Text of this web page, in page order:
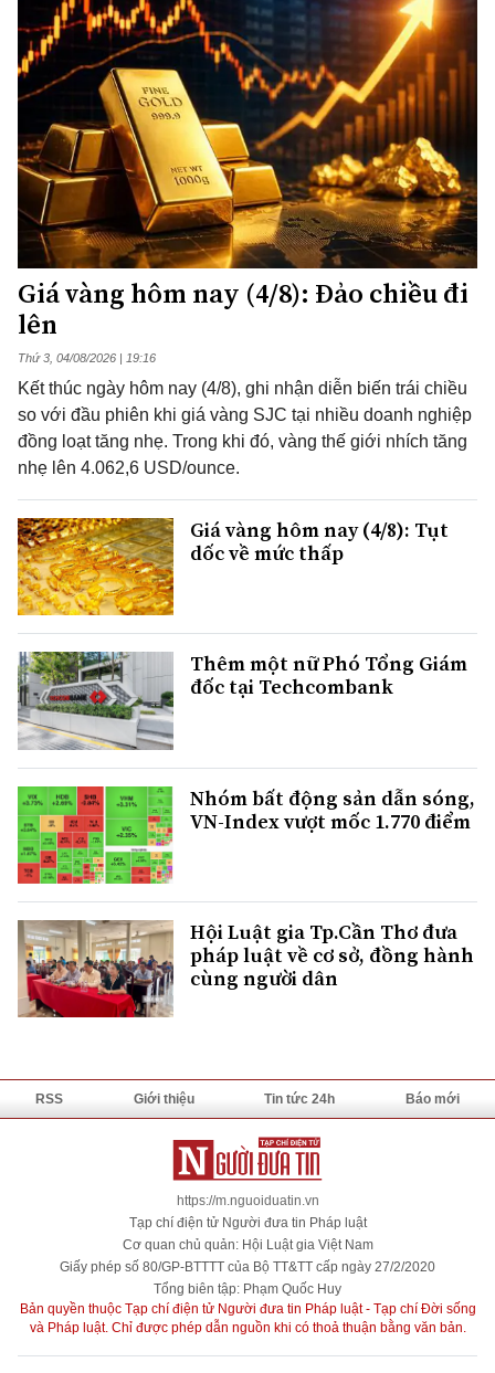
Giá vàng hôm nay (4/8): Đảo chiều đi
lên
Thứ 3, 04/08/2026 | 19:16
Kết thúc ngày hôm nay (4/8), ghi nhận diễn biến trái chiều
so với đầu phiên khi giá vàng SJC tại nhiều doanh nghiệp
đồng loạt tăng nhẹ. Trong khi đó, vàng thế giới nhích tăng
nhẹ lên 4.062,6 USD/ounce.
Giá vàng hôm nay (4/8): Tụt
dốc về mức thấp
Thêm một nữ Phó Tổng Giám
đốc tại Techcombank
Nhóm bất động sản dẫn sóng,
VN-Index vượt mốc 1.770 điểm
Hội Luật gia Tp.Cần Thơ đưa
pháp luật về cơ sở, đồng hành
cùng người dân
RSS Giới thiệu Tin tức 24h Báo mới
https://m.nguoiduatin.vn
Tạp chí điện tử Người đưa tin Pháp luật
Cơ quan chủ quản: Hội Luật gia Việt Nam
Giấy phép số 80/GP-BTTTT của Bộ TT&TT cấp ngày 27/2/2020
Tổng biên tập: Phạm Quốc Huy
Bản quyền thuộc Tạp chí điện tử Người đưa tin Pháp luật - Tạp chí Đời sống
và Pháp luật. Chỉ được phép dẫn nguồn khi có thoả thuận bằng văn bản.